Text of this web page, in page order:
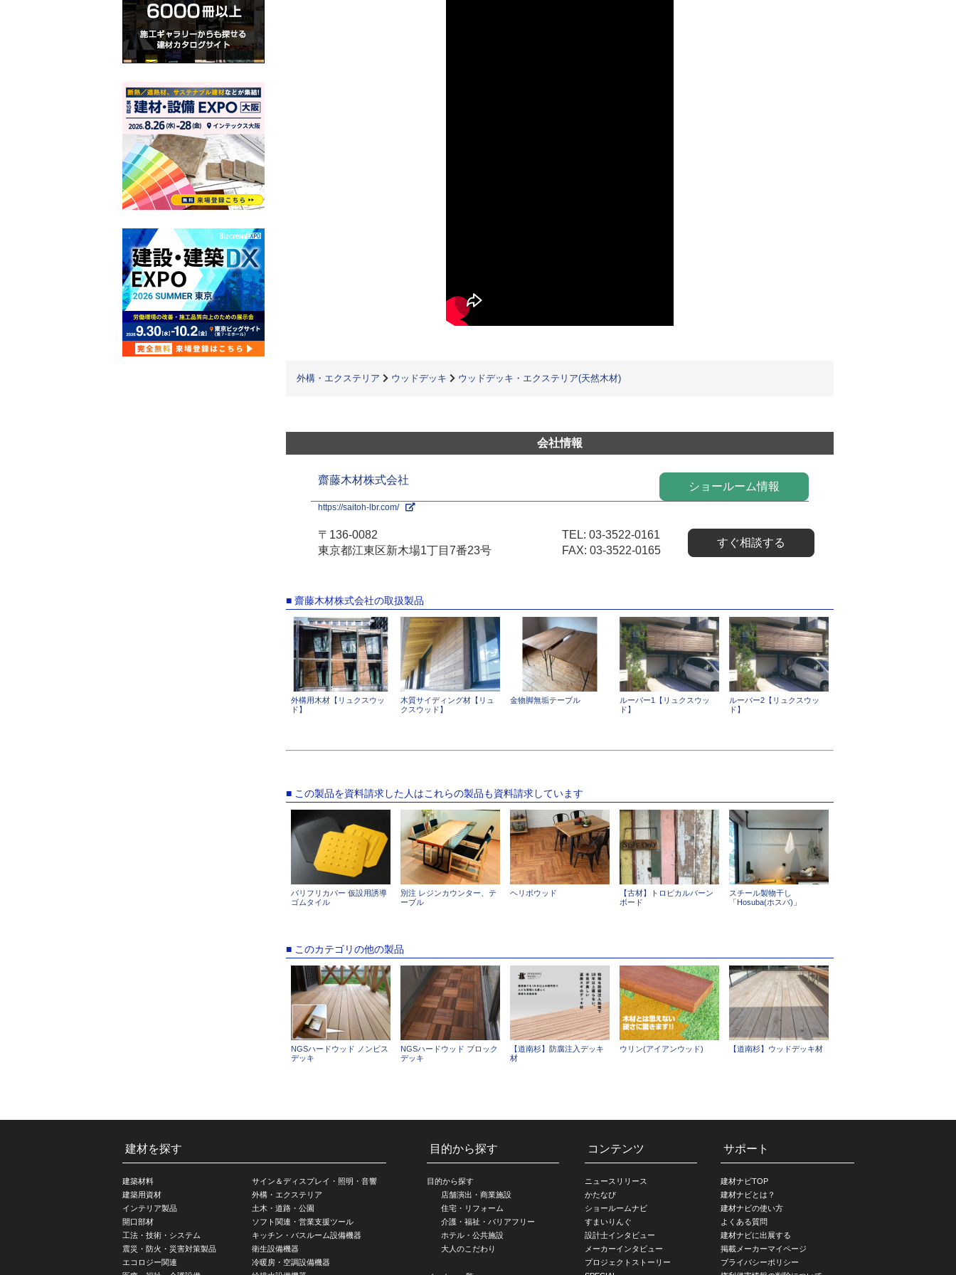
外構・エクステリア ウッドデッキ ウッドデッキ・エクステリア(天然木材)
会社情報
齋藤木材株式会社
ショールーム情報
https://saitoh-lbr.com/
〒136-0082
東京都江東区新木場1丁目7番23号
TEL: 03-3522-0161
FAX: 03-3522-0165
すぐ相談する
■ 齋藤木材株式会社の取扱製品
外構用木材【リュクスウッ
ド】
木質サイディング材【リュ
クスウッド】
金物脚無垢テーブル
ルーバー1【リュクスウッ
ド】
ルーバー2【リュクスウッ
ド】
■ この製品を資料請求した人はこれらの製品も資料請求しています
バリフリカバー 仮設用誘導
ゴムタイル
別注 レジンカウンター、テ
ーブル
ヘリボウッド
【古材】トロピカルバーン
ボード
スチール製物干し
「Hosuba(ホスバ)」
■ このカテゴリの他の製品
NGSハードウッド ノンビス
デッキ
NGSハードウッド ブロック
デッキ
【道南杉】防腐注入デッキ
材
ウリン(アイアンウッド) 【道南杉】ウッドデッキ材
建材を探す
建築材料
建築用資材
インテリア製品
開口部材
工法・技術・システム
震災・防火・災害対策製品
エコロジー関連
サイン＆ディスプレイ・照明・音響
外構・エクステリア
土木・道路・公園
ソフト関連・営業支援ツール
キッチン・バスルーム設備機器
衛生設備機器
冷暖房・空調設備機器
目的から探す
目的から探す
店舗演出・商業施設
住宅・リフォーム
介護・福祉・バリアフリー
ホテル・公共施設
大人のこだわり
コンテンツ
ニュースリリース
かたなび
ショールームナビ
すまいりんぐ
設計士インタビュー
メーカーインタビュー
プロジェクトストーリー
サポート
建材ナビTOP
建材ナビとは？
建材ナビの使い方
よくある質問
建材ナビに出展する
掲載メーカーマイページ
プライバシーポリシー